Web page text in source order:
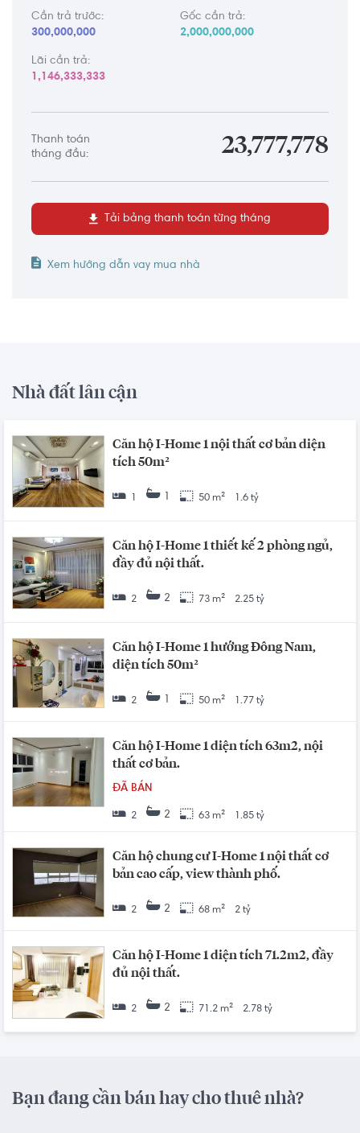
Cần trả trước:
300,000,000
Gốc cần trả:
2,000,000,000
Lãi cần trả:
1,146,333,333
Thanh toán
tháng đầu:
23,777,778
Tải bảng thanh toán từng tháng
Xem hướng dẫn vay mua nhà
Nhà đất lân cận
Căn hộ I-Home 1 nội thất cơ bản diện
tích 50m²
1 50 m² 1.6 tỷ
Căn hộ I-Home 1 thiết kế 2 phòng ngủ,
đầy đủ nội thất.
2 2 73 m² 2.25 tỷ
Căn hộ I-Home 1 hướng Đông Nam,
diện tích 50m²
2 1 50 m² 1.77 tỷ
Căn hộ I-Home 1 diện tích 63m2, nội
thất cơ bản.
ĐÃ BÁN
2 2 63 m² 1.85 tỷ
Căn hộ chung cư I-Home 1 nội thất cơ
bản cao cấp, view thành phố.
2 2 68 m² 2 tỷ
Căn hộ I-Home 1 diện tích 71.2m2, đầy
đủ nội thất.
2 2 71.2 m² 2.78 tỷ
Bạn đang cần bán hay cho thuê nhà?